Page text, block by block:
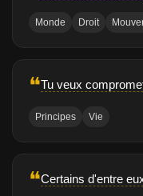
Monde Droit
❝Tu veux
Principes Vie
❝Certains d'entre